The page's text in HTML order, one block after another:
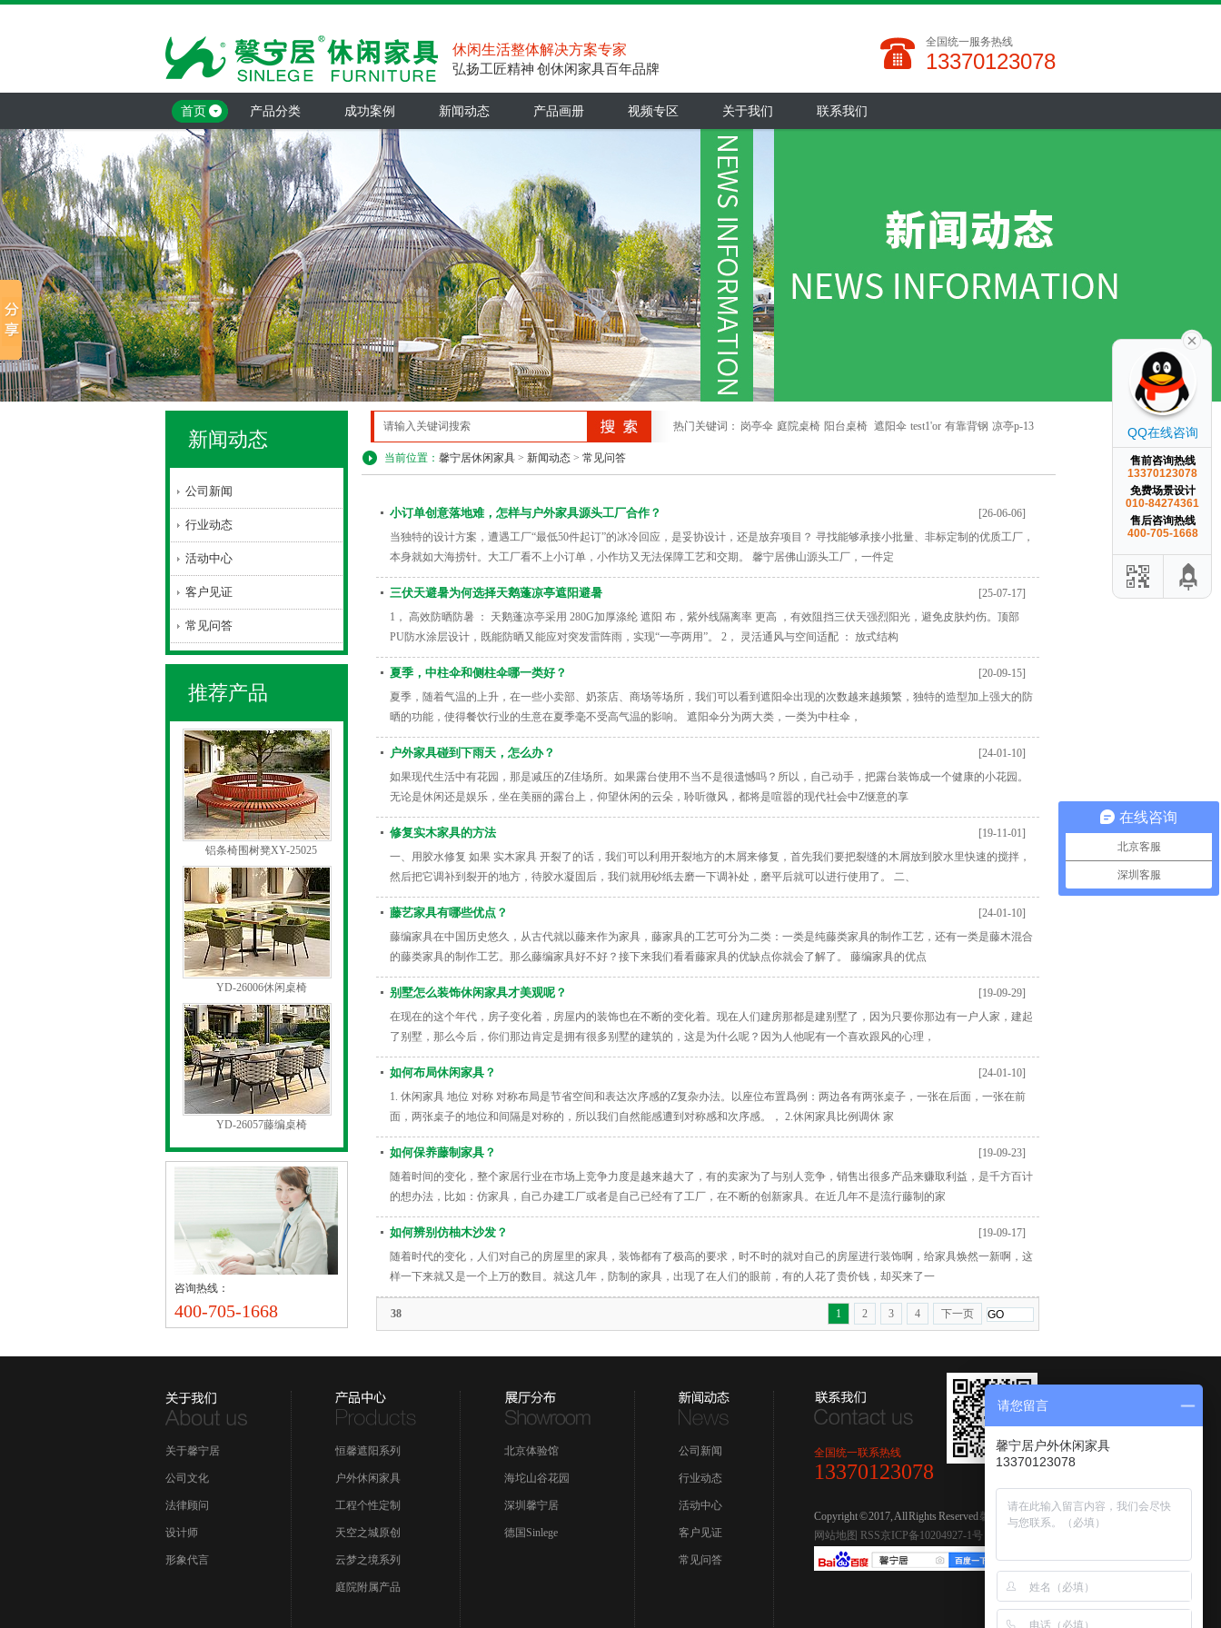
休闲生活整体解决方案专家
弘扬工匠精神 创休闲家具百年品牌
全国统一服务热线
13370123078
首页 产品分类 成功案例 新闻动态 产品画册 视频专区 关于我们 联系我们
新闻动态
公司新闻
行业动态
活动中心
客户见证
常见问答
推荐产品
铝条椅围树凳XY-25025
YD-26006休闲桌椅
YD-26057藤编桌椅
咨询热线：
400-705-1668
热门关键词： 岗亭伞 庭院桌椅 阳台桌椅 遮阳伞 test1'or 有靠背钢 凉亭p-13
当前位置： 馨宁居休闲家具 > 新闻动态 > 常见问答
小订单创意落地难，怎样与户外家具源头工厂合作？
[26-06-06]
当独特的设计方案，遭遇工厂“最低50件起订”的冰冷回应，是妥协设计，还是放弃项目？ 寻找能够承接小批量、非标定制的优质工厂，
本身就如大海捞针。大工厂看不上小订单，小作坊又无法保障工艺和交期。 馨宁居佛山源头工厂，一件定
三伏天避暑为何选择天鹅蓬凉亭遮阳避暑
[25-07-17]
1， 高效防晒防暑 ： 天鹅蓬凉亭采用 280G加厚涤纶 遮阳 布，紫外线隔离率 更高 ，有效阻挡三伏天强烈阳光，避免皮肤灼伤。顶部
PU防水涂层设计，既能防晒又能应对突发雷阵雨，实现“一亭两用”。 2， 灵活通风与空间适配 ： 放式结构
夏季，中柱伞和侧柱伞哪一类好？
[20-09-15]
夏季，随着气温的上升，在一些小卖部、奶茶店、商场等场所，我们可以看到遮阳伞出现的次数越来越频繁，独特的造型加上强大的防
晒的功能，使得餐饮行业的生意在夏季毫不受高气温的影响。 遮阳伞分为两大类，一类为中柱伞，
户外家具碰到下雨天，怎么办？
[24-01-10]
如果现代生活中有花园，那是减压的Z佳场所。如果露台使用不当不是很遗憾吗？所以，自己动手，把露台装饰成一个健康的小花园。
无论是休闲还是娱乐，坐在美丽的露台上，仰望休闲的云朵，聆听微风，都将是喧嚣的现代社会中Z惬意的享
修复实木家具的方法
[19-11-01]
一、用胶水修复 如果 实木家具 开裂了的话，我们可以利用开裂地方的木屑来修复，首先我们要把裂缝的木屑放到胶水里快速的搅拌，
然后把它调补到裂开的地方，待胶水凝固后，我们就用砂纸去磨一下调补处，磨平后就可以进行使用了。 二、
藤艺家具有哪些优点？
[24-01-10]
藤编家具在中国历史悠久，从古代就以藤来作为家具，藤家具的工艺可分为二类：一类是纯藤类家具的制作工艺，还有一类是藤木混合
的藤类家具的制作工艺。那么藤编家具好不好？接下来我们看看藤家具的优缺点你就会了解了。 藤编家具的优点
别墅怎么装饰休闲家具才美观呢？
[19-09-29]
在现在的这个年代，房子变化着，房屋内的装饰也在不断的变化着。现在人们建房那都是建别墅了，因为只要你那边有一户人家，建起
了别墅，那么今后，你们那边肯定是拥有很多别墅的建筑的，这是为什么呢？因为人他呢有一个喜欢跟风的心理，
如何布局休闲家具？
[24-01-10]
1. 休闲家具 地位 对称 对称布局是节省空间和表达次序感的Z复杂办法。以座位布置爲例：两边各有两张桌子，一张在后面，一张在前
面，两张桌子的地位和间隔是对称的，所以我们自然能感遭到对称感和次序感。， 2.休闲家具比例调休 家
如何保养藤制家具？
[19-09-23]
随着时间的变化，整个家居行业在市场上竞争力度是越来越大了，有的卖家为了与别人竞争，销售出很多产品来赚取利益，是千方百计
的想办法，比如：仿家具，自己办建工厂或者是自己已经有了工厂，在不断的创新家具。在近几年不是流行藤制的家
如何辨别仿柚木沙发？
[19-09-17]
随着时代的变化，人们对自己的房屋里的家具，装饰都有了极高的要求，时不时的就对自己的房屋进行装饰啊，给家具焕然一新啊，这
样一下来就又是一个上万的数目。就这几年，防制的家具，出现了在人们的眼前，有的人花了贵价钱，却买来了一
38 1 2 3 4 下一页
关于馨宁居
公司文化
法律顾问
设计师
形象代言
恒馨遮阳系列
户外休闲家具
工程个性定制
天空之城原创
云梦之境系列
庭院附属产品
北京体验馆
海坨山谷花园
深圳馨宁居
德国Sinlege
公司新闻
行业动态
活动中心
客户见证
常见问答
全国统一联系热线
13370123078
Copyright © 2017, All Rights Reserved馨宁居休闲家具
网站地图
RSS京ICP备10204927-1号
QQ在线咨询
售前咨询热线
13370123078
免费场景设计
010-84274361
售后咨询热线
400-705-1668
在线咨询
北京客服
深圳客服
请您留言
馨宁居户外休闲家具
13370123078